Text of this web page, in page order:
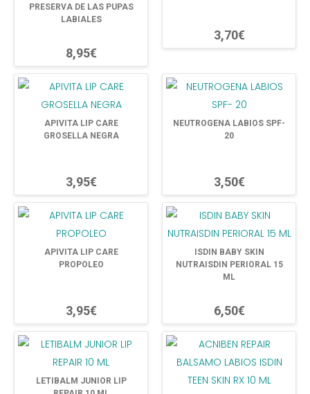
PRESERVA DE LAS PUPAS
LABIALES
8,95€
3,70€
APIVITA LIP CARE
GROSELLA NEGRA
3,95€
NEUTROGENA LABIOS SPF-
20
3,50€
APIVITA LIP CARE
PROPOLEO
3,95€
ISDIN BABY SKIN
NUTRAISDIN PERIORAL 15
ML
6,50€
LETIBALM JUNIOR LIP